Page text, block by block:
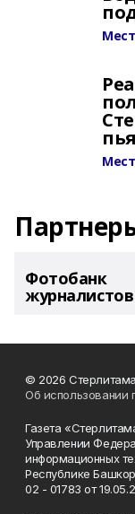
Фотобанк
© 2026
Об использовании
Газета
Управлении
информационных
Республике
02 - 01783 от